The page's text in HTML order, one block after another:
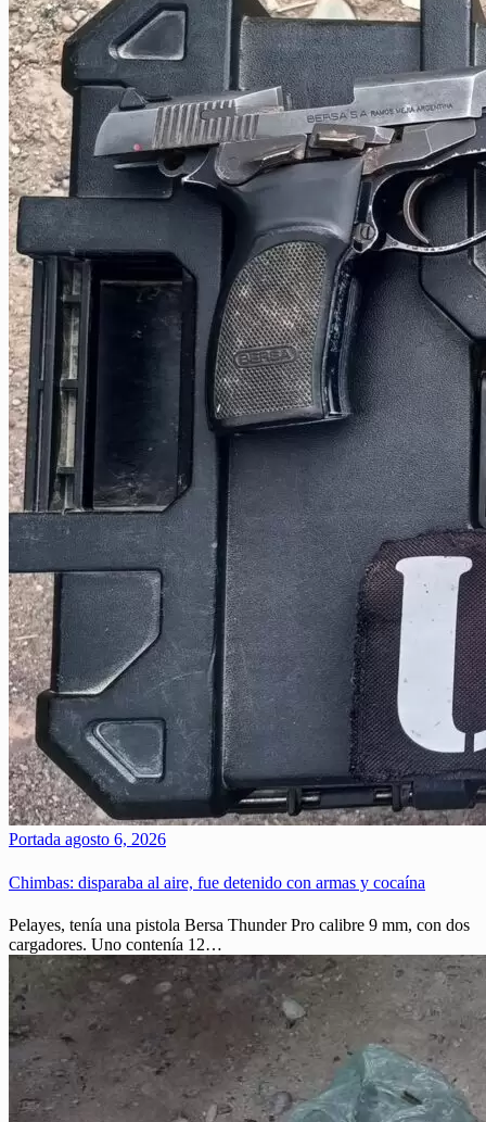
Portada agosto 6, 2026
Chimbas: disparaba al aire, fue detenido con armas y cocaína
Pelayes, tenía una pistola Bersa Thunder Pro calibre 9 mm, con dos
cargadores. Uno contenía 12…